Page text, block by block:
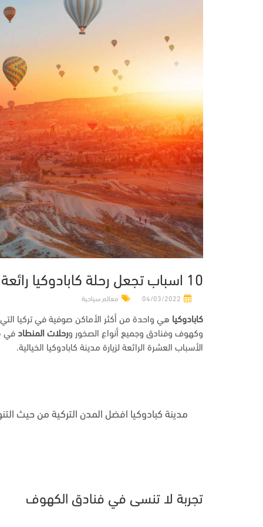
10 اسباب تجعل رحلة كابادوكيا رائعة
04/03/2022 معالم سياحية
كابادوكيا هي واحدة من أكثر الأماكن صوفية في تركيا
وكهوف وفنادق وجميع أنواع الصخور ورحلات المنطاد في
الأسباب العشرة الرائعة لزيارة مدينة كابادوكيا الخيالية.
مدينة كبادوكيا افضل المدن التركية من حيث
تجربة لا تنسى في فنادق الكهوف